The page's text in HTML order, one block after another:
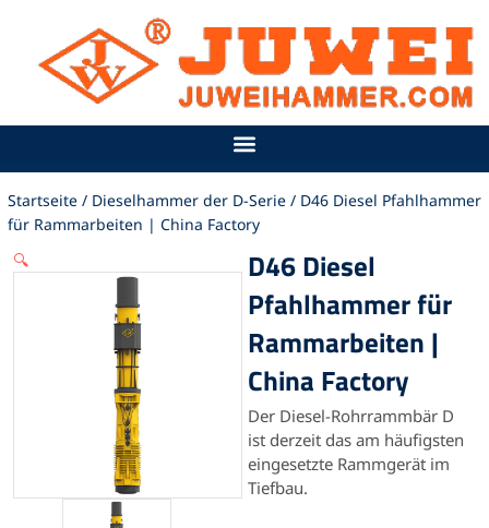
springen
Startseite / Dieselhammer der D-Serie / D46 Diesel Pfahlhammer
für Rammarbeiten | China Factory
🔍
D46 Diesel
Pfahlhammer für
Rammarbeiten |
China Factory
Der Diesel-Rohrrammbär D
ist derzeit das am häufigsten
eingesetzte Rammgerät im
Tiefbau.